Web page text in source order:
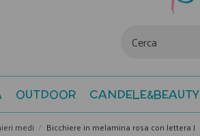
OUTDOOR CANDELE&BEAUTY
medi Bicchiere in melamina rosa con lettera J